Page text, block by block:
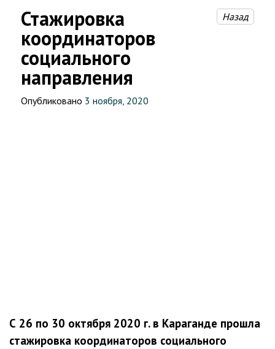
Стажировка
координаторов
социального
направления
Назад
Опубликовано 3 ноября, 2020
С 26 по 30 октября 2020 г. в Караганде прошла
стажировка координаторов социального